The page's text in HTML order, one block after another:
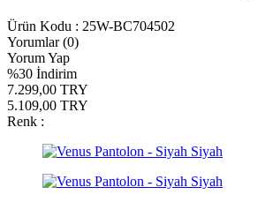
Ürün Kodu : 25W-BC704502
Yorumlar (0)
Yorum Yap
%30 İndirim
7.299,00 TRY
5.109,00 TRY
Renk :